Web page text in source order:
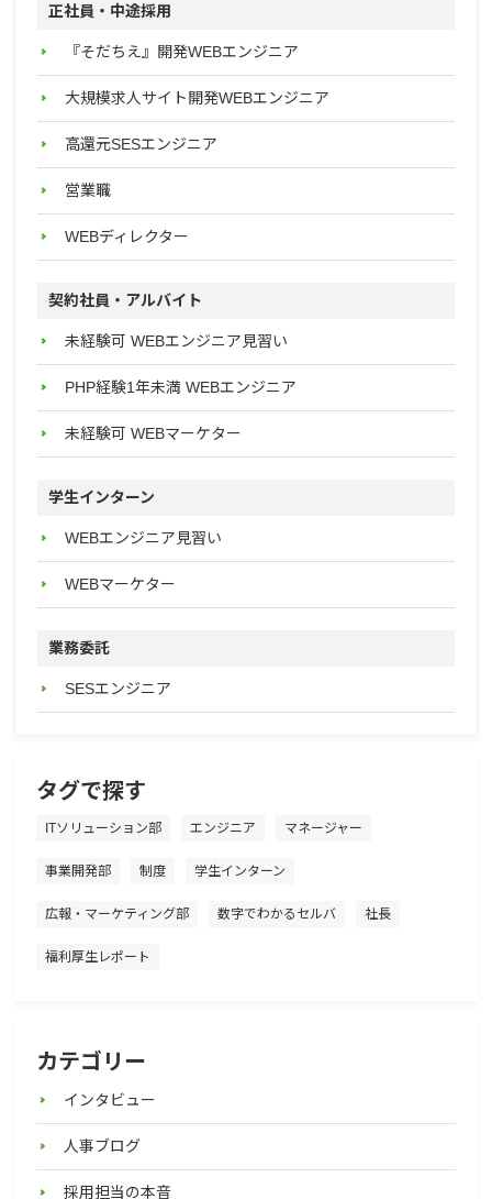
正社員・中途採用
『そだちえ』開発WEBエンジニア
大規模求人サイト開発WEBエンジニア
高還元SESエンジニア
営業職
WEBディレクター
契約社員・アルバイト
未経験可 WEBエンジニア見習い
PHP経験1年未満 WEBエンジニア
未経験可 WEBマーケター
学生インターン
WEBエンジニア見習い
WEBマーケター
業務委託
SESエンジニア
タグで探す
ITソリューション部 エンジニア マネージャー
事業開発部 制度 学生インターン
広報・マーケティング部 数字でわかるセルバ 社長
福利厚生レポート
カテゴリー
インタビュー
人事ブログ
採用担当の本音